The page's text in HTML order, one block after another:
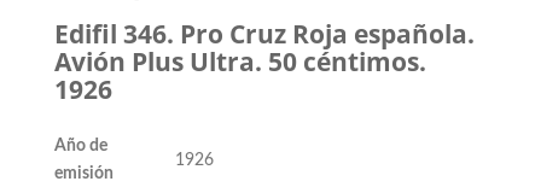
Edifil 346. Pro Cruz Roja española.
Avión Plus Ultra. 50 céntimos.
1926
Año de
emisión
1926